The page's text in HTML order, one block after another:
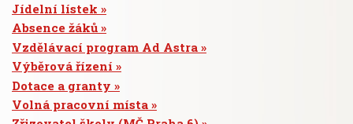
Jídelní lístek
Absence žáků
Vzdělávací program Ad Astra
Výběrová řízení
Dotace a granty
Volná pracovní místa